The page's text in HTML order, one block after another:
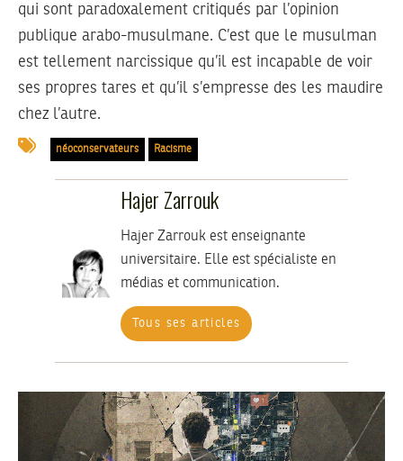
qui sont paradoxalement critiqués par l’opinion
publique arabo-musulmane. C’est que le musulman
est tellement narcissique qu’il est incapable de voir
ses propres tares et qu’il s’empresse des les maudire
chez l’autre.
néoconservateurs Racisme
Hajer Zarrouk
Hajer Zarrouk est enseignante
universitaire. Elle est spécialiste en
médias et communication.
Tous ses articles